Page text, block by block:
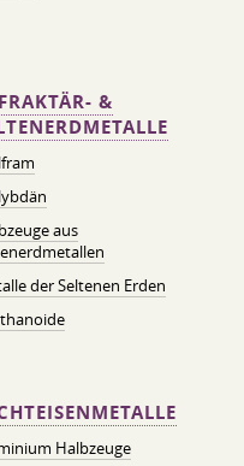
&
aus
der Seltenen Erden
Halbzeuge